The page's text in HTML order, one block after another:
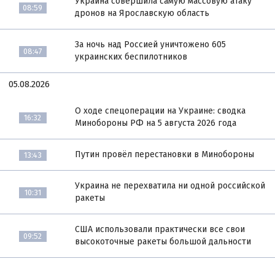
08:59
дронов на Ярославскую область
08:47
За ночь над Россией уничтожено 605
украинских беспилотников
05.08.2026
16:32
О ходе спецоперации на Украине: сводка
Минобороны РФ на 5 августа 2026 года
13:43 Путин провёл перестановки в Минобороны
10:31
Украина не перехватила ни одной российской
ракеты
09:52
США использовали практически все свои
высокоточные ракеты большой дальности